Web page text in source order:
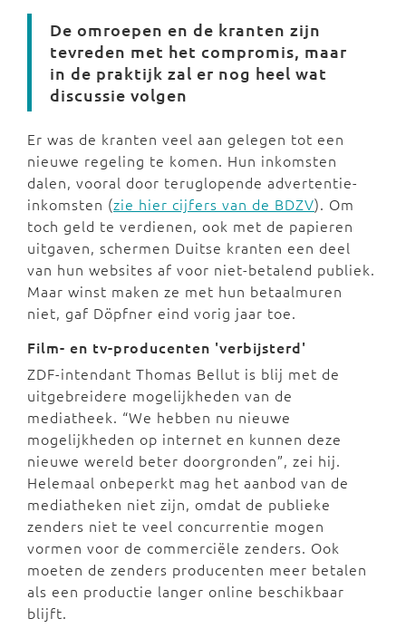
De omroepen en de kranten zijn
tevreden met het compromis, maar
in de praktijk zal er nog heel wat
discussie volgen
Er was de kranten veel aan gelegen tot een
nieuwe regeling te komen. Hun inkomsten
dalen, vooral door teruglopende advertentie-
inkomsten (zie hier cijfers van de BDZV). Om
toch geld te verdienen, ook met de papieren
uitgaven, schermen Duitse kranten een deel
van hun websites af voor niet-betalend publiek.
Maar winst maken ze met hun betaalmuren
niet, gaf Döpfner eind vorig jaar toe.
Film- en tv-producenten 'verbijsterd'
ZDF-intendant Thomas Bellut is blij met de
uitgebreidere mogelijkheden van de
mediatheek. “We hebben nu nieuwe
mogelijkheden op internet en kunnen deze
nieuwe wereld beter doorgronden”, zei hij.
Helemaal onbeperkt mag het aanbod van de
mediatheken niet zijn, omdat de publieke
zenders niet te veel concurrentie mogen
vormen voor de commerciële zenders. Ook
moeten de zenders producenten meer betalen
als een productie langer online beschikbaar
blijft.